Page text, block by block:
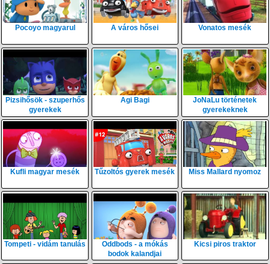
Pocoyo magyarul A város hősei Vonatos mesék
Pizsihősök - szuperhős
gyerekek
Agi Bagi
JoNaLu történetek
gyerekeknek
Kufli magyar mesék Tűzoltós gyerek mesék Miss Mallard nyomoz
Tompeti - vidám tanulás
Oddbods - a mókás
bodok kalandjai
Kicsi piros traktor